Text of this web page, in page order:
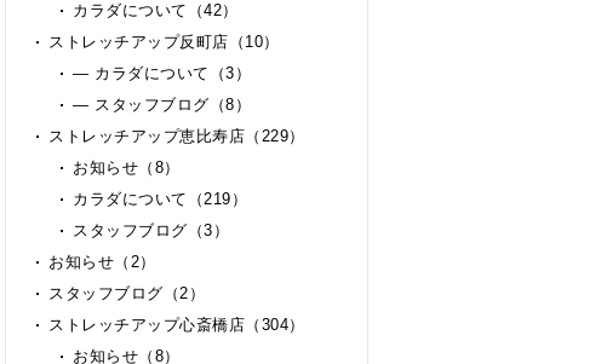
カラダについて（42）
ストレッチアップ反町店（10）
— カラダについて（3）
— スタッフブログ（8）
ストレッチアップ恵比寿店（229）
お知らせ（8）
カラダについて（219）
スタッフブログ（3）
お知らせ（2）
スタッフブログ（2）
ストレッチアップ心斎橋店（304）
お知らせ（8）